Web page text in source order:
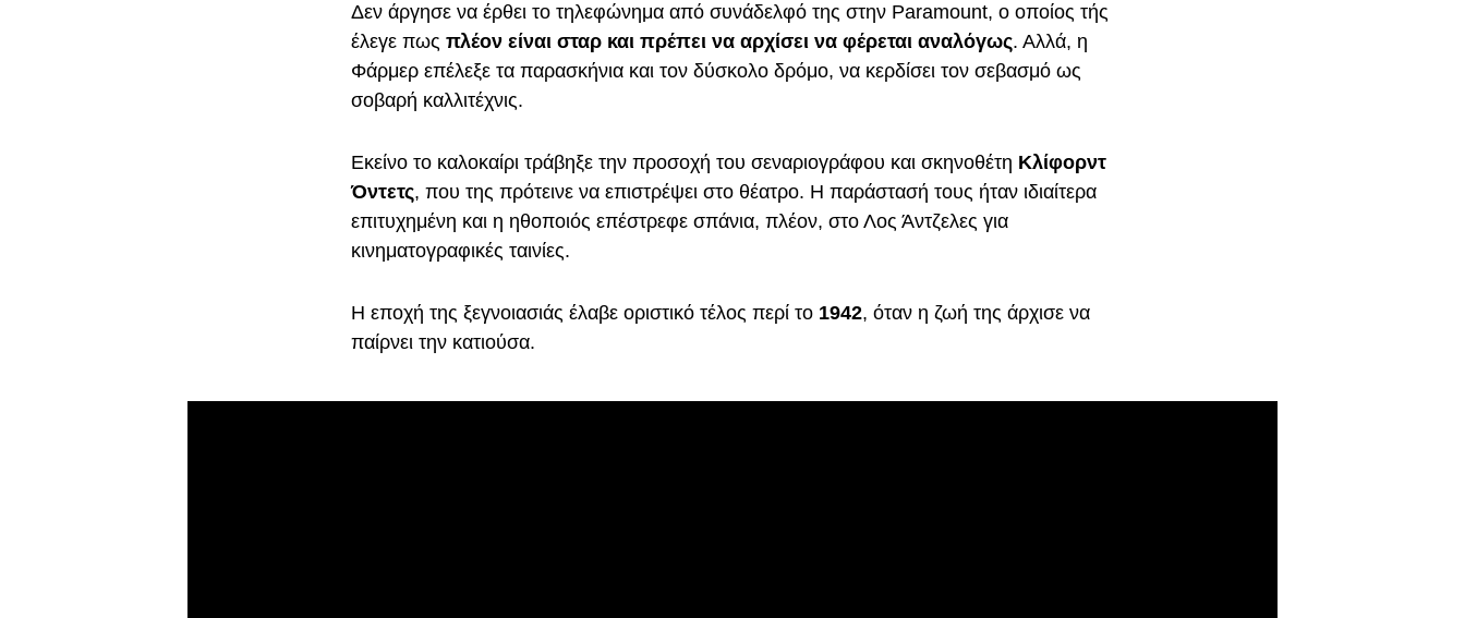
Δεν άργησε να έρθει το τηλεφώνημα από συνάδελφό της στην Paramount, ο οποίος τής
έλεγε πως πλέον είναι σταρ και πρέπει να αρχίσει να φέρεται αναλόγως. Αλλά, η
Φάρμερ επέλεξε τα παρασκήνια και τον δύσκολο δρόμο, να κερδίσει τον σεβασμό ως
σοβαρή καλλιτέχνις.
Εκείνο το καλοκαίρι τράβηξε την προσοχή του σεναριογράφου και σκηνοθέτη Κλίφορντ
Όντετς, που της πρότεινε να επιστρέψει στο θέατρο. Η παράστασή τους ήταν ιδιαίτερα
επιτυχημένη και η ηθοποιός επέστρεφε σπάνια, πλέον, στο Λος Άντζελες για
κινηματογραφικές ταινίες.
Η εποχή της ξεγνοιασιάς έλαβε οριστικό τέλος περί το 1942, όταν η ζωή της άρχισε να
παίρνει την κατιούσα.